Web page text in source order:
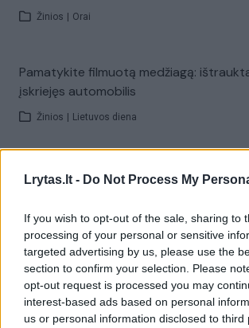
Lrytas.lt - Do Not Process My
If you wish to opt-out of the sale, sharing to
processing of your personal or sensitive
targeted advertising by us, please use the
section to confirm your selection. Please
opt-out request is processed you may
interest-based ads based on personal
us or personal information disclosed to third
Žinios Orai
Pamatykite filmuotą medžiagą:
įskriejęs automobilis
Žinios Lietuvos diena
Sinoptikai atsakė, kokiais orais
savaitę: karščiai atsitrauks
Žinios | Orai
Visi įrašai